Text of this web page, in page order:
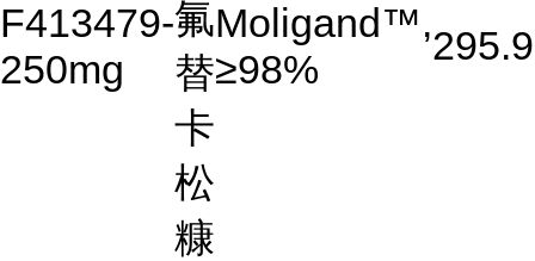
F413479-
250mg
氟
替
卡
松
Moligand™,
≥98%
295.9
糠